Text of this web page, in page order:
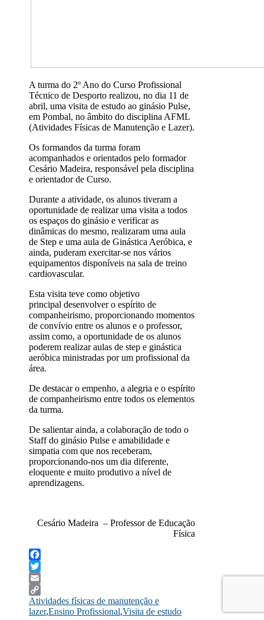
A turma do 2º Ano do Curso Profissional
Técnico de Desporto realizou, no dia 11 de
abril, uma visita de estudo ao ginásio Pulse,
em Pombal, no âmbito do disciplina AFML
(Atividades Físicas de Manutenção e Lazer).
Os formandos da turma foram
acompanhados e orientados pelo formador
Cesário Madeira, responsável pela disciplina
e orientador de Curso.
Durante a atividade, os alunos tiveram a
oportunidade de realizar uma visita a todos
os espaços do ginásio e verificar as
dinâmicas do mesmo, realizaram uma aula
de Step e uma aula de Ginástica Aeróbica, e
ainda, puderam exercitar-se nos vários
equipamentos disponíveis na sala de treino
cardiovascular.
Esta visita teve como objetivo
principal desenvolver o espírito de
companheirismo, proporcionando momentos
de convívio entre os alunos e o professor,
assim como, a oportunidade de os alunos
poderem realizar aulas de step e ginástica
aeróbica ministradas por um profissional da
área.
De destacar o empenho, a alegria e o espírito
de companheirismo entre todos os elementos
da turma.
De salientar ainda, a colaboração de todo o
Staff do ginásio Pulse e amabilidade e
simpatia com que nos receberam,
proporcionando-nos um dia diferente,
eloquente e muito produtivo a nível de
aprendizagens.
Cesário Madeira – Professor de Educação
Física
Facebook
Twitter
Email
Copy
Link
Atividades físicas de manutenção e
lazer,Ensino Profissional,Visita de estudo